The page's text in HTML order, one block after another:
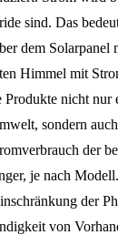
sind. Das
dem Solarpanel
Himmel mit
Produkte nicht nur
sondern
der
je nach Modell.
der
von